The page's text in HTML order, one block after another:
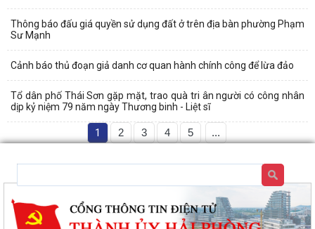
Thông báo đấu giá quyền sử dụng đất ở trên địa bàn phường Phạm
Sư Mạnh
Cảnh báo thủ đoạn giả danh cơ quan hành chính công để lừa đảo
Tổ dân phố Thái Sơn gặp mặt, trao quà tri ân người có công nhân
dịp kỷ niệm 79 năm ngày Thương binh - Liệt sĩ
1 2 3 4 5 ...